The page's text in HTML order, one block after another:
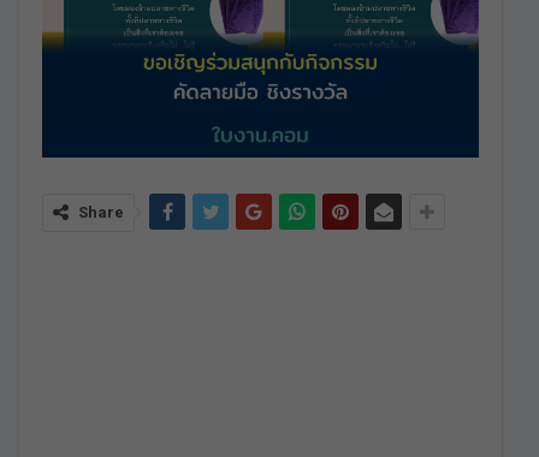
Share